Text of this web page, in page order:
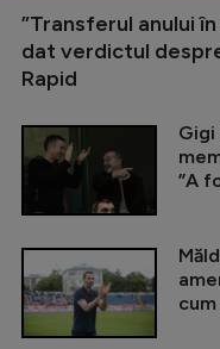
”Transferul anului
dat verdictul
Rapid
Gigi
”A